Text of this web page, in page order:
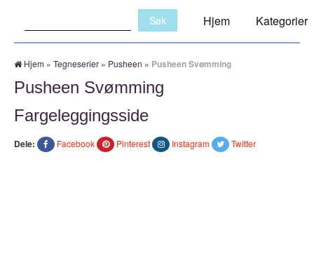
Hjem Kategorier
Hjem » Tegneserier » Pusheen » Pusheen Svømming
Pusheen Svømming
Fargeleggingsside
Dele: Facebook Pinterest Instagram Twitter